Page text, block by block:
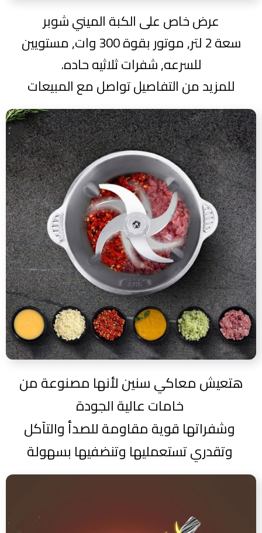
عرض خاص على الكبة الميني شوبر
سعة 2 لتر, موتور بقوة 300 وات, مستويين
للسرعه, شفرات ثلاثيه حاده.
للمزيد من التفاصيل تواصل مع المبيعات
هتعيش معاكي سنين لأنها مصنوعة من